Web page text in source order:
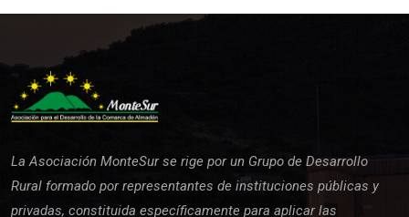
La Asociación MonteSur se rige por un Grupo de Desarrollo
Rural formado por representantes de instituciones públicas y
privadas, constituida específicamente para aplicar las